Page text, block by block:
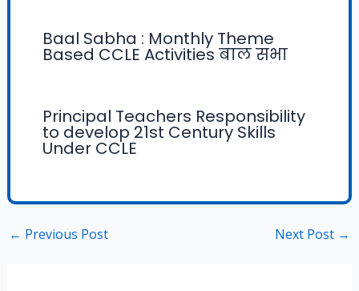
Baal Sabha : Monthly Theme
Based CCLE Activities बाल सभा
Principal Teachers Responsibility
to develop 21st Century Skills
Under CCLE
← Previous Post Next Post →